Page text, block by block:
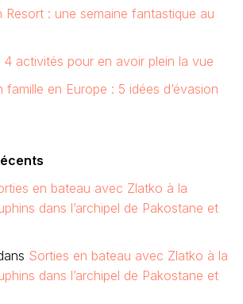
Resort : une semaine fantastique au
activités pour en avoir plein la vue
en Europe : 5 idées d’évasion
en bateau avec Zlatko à la
dans l’archipel de Pakostane et
Sorties en bateau avec Zlatko à la
dans l’archipel de Pakostane et